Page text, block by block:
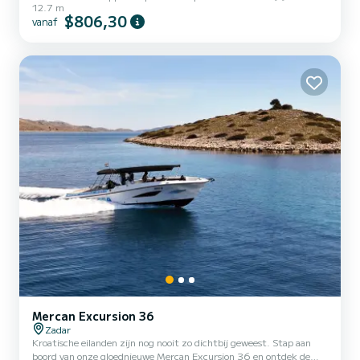
12.7 m
vanaf $806,30
Mercan Excursion 36
Zadar
Kroatische eilanden zijn nog nooit zo dichtbij geweest. Stap aan
boord van onze gloednieuwe Mercan Excursion 36 en ontdek de